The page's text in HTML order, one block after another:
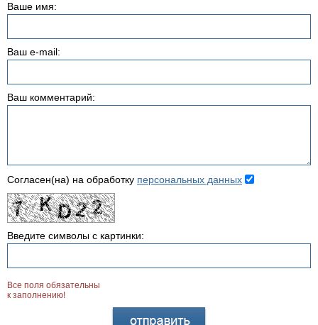
Ваше имя:
Ваш e-mail:
Ваш комментарий:
Согласен(на) на обработку персональных данных
Введите символы с картинки:
Все поля обязательны
к заполнению!